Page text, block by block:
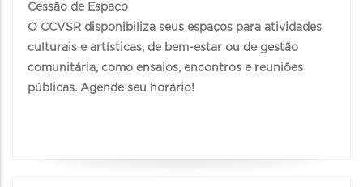
Cessão de Espaço
O CCVSR disponibiliza seus espaços para atividades
culturais e artísticas, de bem-estar ou de gestão
comunitária, como ensaios, encontros e reuniões
públicas. Agende seu horário!